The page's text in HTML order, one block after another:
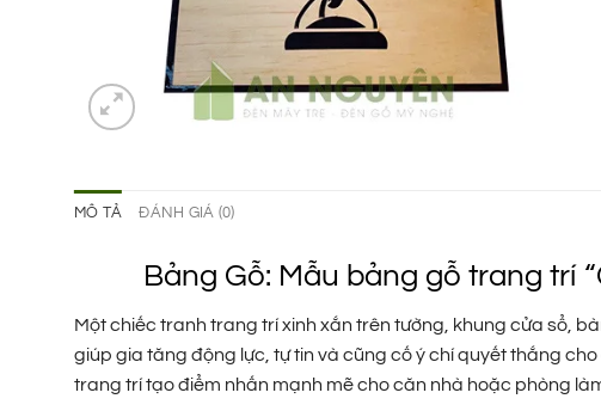
MÔ TẢ ĐÁNH GIÁ (0)
Bảng Gỗ: Mẫu bảng gỗ trang trí
Một chiếc tranh trang trí xinh xắn trên tường, khung cửa sổ,
giúp gia tăng động lực, tự tin và cũng cố ý chí quyết thắng
trang trí tạo điểm nhấn mạnh mẽ cho căn nhà hoặc phòng